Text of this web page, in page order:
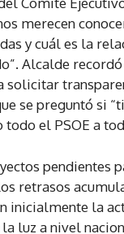
merecen
y cuál es la
Alcalde
solicitar
se preguntó si
el PSOE a
pendientes
retrasos
inicialmente la
luz a nivel